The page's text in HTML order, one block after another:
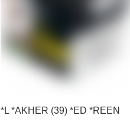
*L *AKHER (39) *ED *REEN